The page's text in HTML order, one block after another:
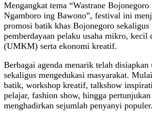
Mengangkat tema “Wastrane
Ngamboro ing Bawono”, festival ini
promosi batik khas Bojonegoro sekaligus
pemberdayaan pelaku usaha mikro, kecil
(UMKM) serta ekonomi kreatif.
Berbagai agenda menarik telah
sekaligus mengedukasi masyarakat.
batik, workshop kreatif, talkshow
pelajar, fashion show, hingga
menghadirkan sejumlah penyanyi populer.